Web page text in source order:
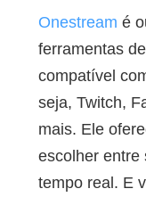
Onestream é
ferramentas
compatível
seja, Twitch,
mais. Ele
escolher entre
tempo real. E